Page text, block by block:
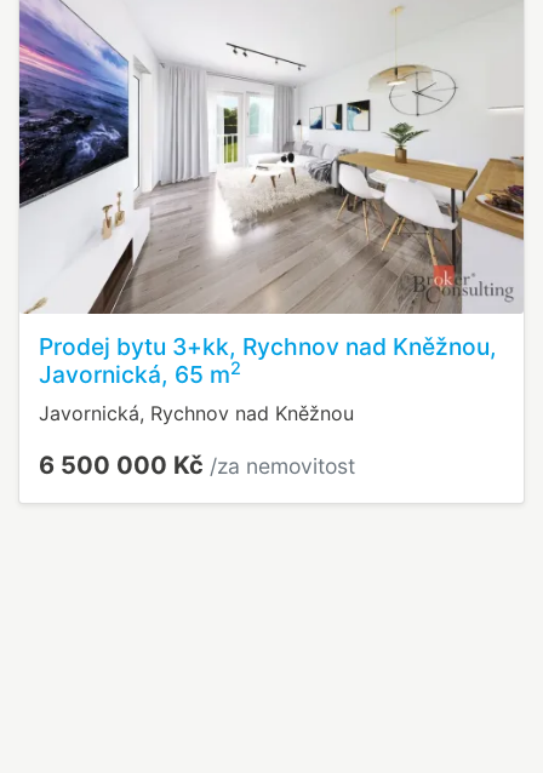
Prodej bytu 3+kk, Rychnov nad Kněžnou,
Javornická, 65 m2
Javornická, Rychnov nad Kněžnou
6 500 000 Kč /za nemovitost